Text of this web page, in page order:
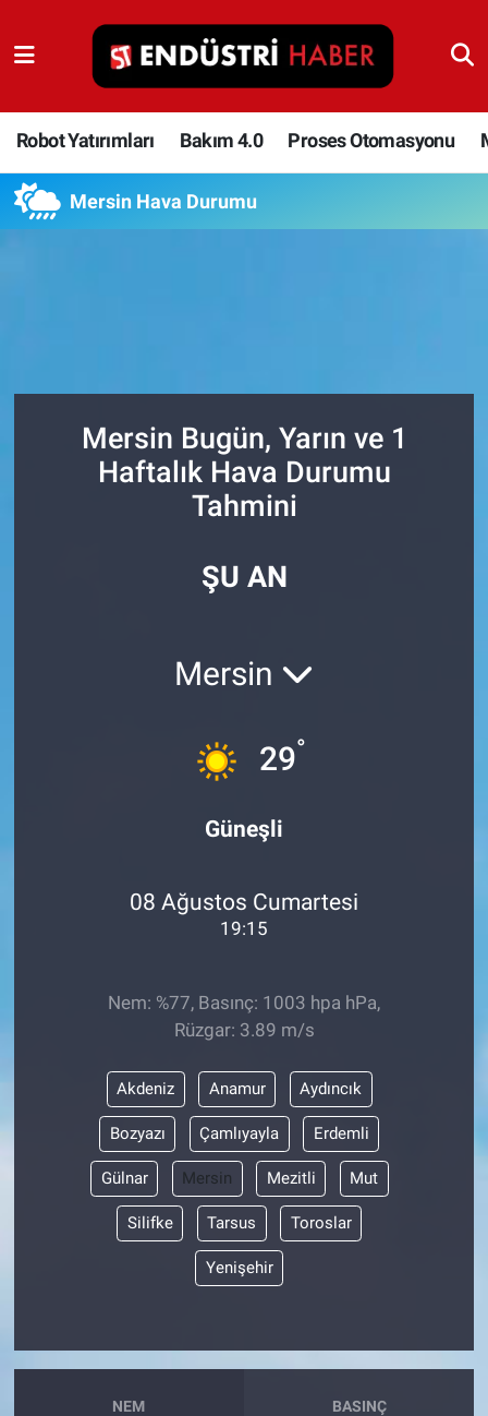
Robot Yatırımları Bakım 4.0 Proses Otomasyonu
Mersin Hava Durumu
Mersin Bugün, Yarın ve 1
Haftalık Hava Durumu
Tahmini
ŞU AN
Mersin
29°
Güneşli
08 Ağustos Cumartesi
19:15
Nem: %77, Basınç: 1003 hpa hPa,
Rüzgar: 3.89 m/s
Akdeniz Anamur Aydıncık
Bozyazı Çamlıyayla Erdemli
Gülnar Mersin Mezitli Mut
Silifke Tarsus Toroslar
Yenişehir
NEM BASINÇ
Robot Yatırımları
Bakım 4.0
Proses Otomasyonu
HaberOrtak
Enerjisini Üreten Fabrikalar